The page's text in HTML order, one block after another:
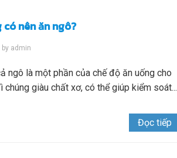
nên ăn ngô?
by admin
ngô là một phần của chế độ ăn uống cho
giàu chất xơ, có thể giúp kiểm soát...
Đọc tiếp